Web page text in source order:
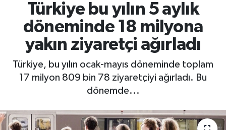
Türkiye bu yılın 5 aylık
döneminde 18 milyona
yakın ziyaretçi ağırladı
Türkiye, bu yılın ocak-mayıs döneminde toplam
17 milyon 809 bin 78 ziyaretçiyi ağırladı. Bu
dönemde...
Bitcoin
Şirket Haberleri
BIST 100 Isı Haritası
Coin Isı Haritası